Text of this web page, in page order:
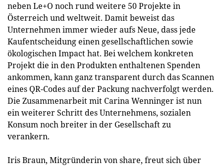
neben Le+O noch rund weitere 50 Projekte in
Österreich und weltweit. Damit beweist das
Unternehmen immer wieder aufs Neue, dass jede
Kaufentscheidung einen gesellschaftlichen sowie
ökologischen Impact hat. Bei welchem konkreten
Projekt die in den Produkten enthaltenen Spenden
ankommen, kann ganz transparent durch das Scannen
eines QR-Codes auf der Packung nachverfolgt werden.
Die Zusammenarbeit mit Carina Wenninger ist nun
ein weiterer Schritt des Unternehmens, sozialen
Konsum noch breiter in der Gesellschaft zu
verankern.
Iris Braun, Mitgründerin von share, freut sich über